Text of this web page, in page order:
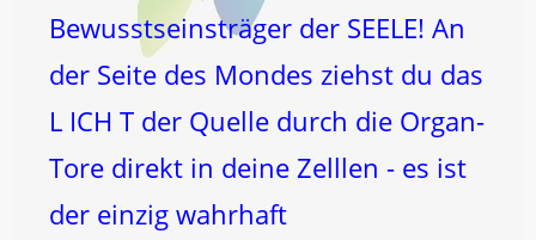
Bewusstseinsträger der SEELE! An
der Seite des Mondes ziehst du das
L ICH T der Quelle durch die Organ-
Tore direkt in deine Zelllen - es ist
der einzig wahrhaft